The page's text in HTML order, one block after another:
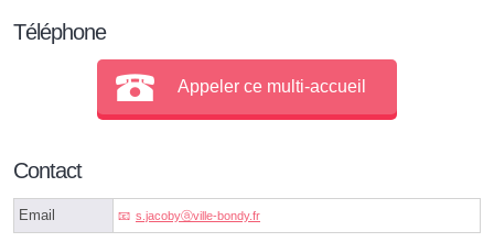
Téléphone
Appeler ce multi-accueil
Contact
Email s.jacobyⓐville-bondy.fr